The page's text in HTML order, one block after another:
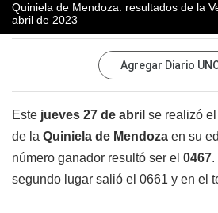
Quiniela de Mendoza: resultados de la
abril de 2023
Agregar Diario
Este jueves 27 de abril se realizó el
de la Quiniela de Mendoza en su
número ganador resultó ser el 0467.
segundo lugar salió el 0661 y en el